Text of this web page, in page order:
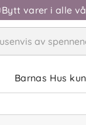
Bytt varer i alle
Barnas Hus